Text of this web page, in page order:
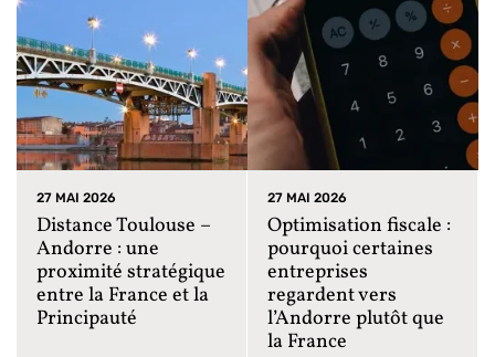
27 MAI 2026
Distance Toulouse –
Andorre : une
proximité stratégique
entre la France et la
Principauté
27 MAI 2026
Optimisation fiscale :
pourquoi certaines
entreprises
regardent vers
l’Andorre plutôt que
la France